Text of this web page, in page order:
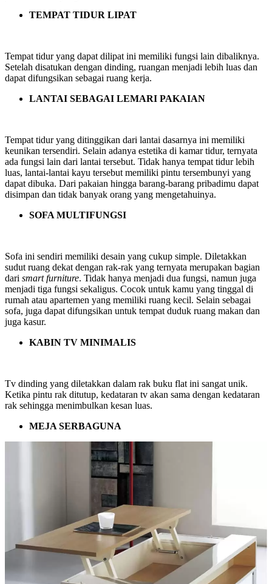
TEMPAT TIDUR LIPAT
Tempat tidur yang dapat dilipat ini memiliki fungsi lain dibaliknya.
Setelah disatukan dengan dinding, ruangan menjadi lebih luas dan
dapat difungsikan sebagai ruang kerja.
LANTAI SEBAGAI LEMARI PAKAIAN
Tempat tidur yang ditinggikan dari lantai dasarnya ini memiliki
keunikan tersendiri. Selain adanya estetika di kamar tidur, ternyata
ada fungsi lain dari lantai tersebut. Tidak hanya tempat tidur lebih
luas, lantai-lantai kayu tersebut memiliki pintu tersembunyi yang
dapat dibuka. Dari pakaian hingga barang-barang pribadimu dapat
disimpan dan tidak banyak orang yang mengetahuinya.
SOFA MULTIFUNGSI
Sofa ini sendiri memiliki desain yang cukup simple. Diletakkan
sudut ruang dekat dengan rak-rak yang ternyata merupakan bagian
dari smart furniture. Tidak hanya menjadi dua fungsi, namun juga
menjadi tiga fungsi sekaligus. Cocok untuk kamu yang tinggal di
rumah atau apartemen yang memiliki ruang kecil. Selain sebagai
sofa, juga dapat difungsikan untuk tempat duduk ruang makan dan
juga kasur.
KABIN TV MINIMALIS
Tv dinding yang diletakkan dalam rak buku flat ini sangat unik.
Ketika pintu rak ditutup, kedataran tv akan sama dengan kedataran
rak sehingga menimbulkan kesan luas.
MEJA SERBAGUNA